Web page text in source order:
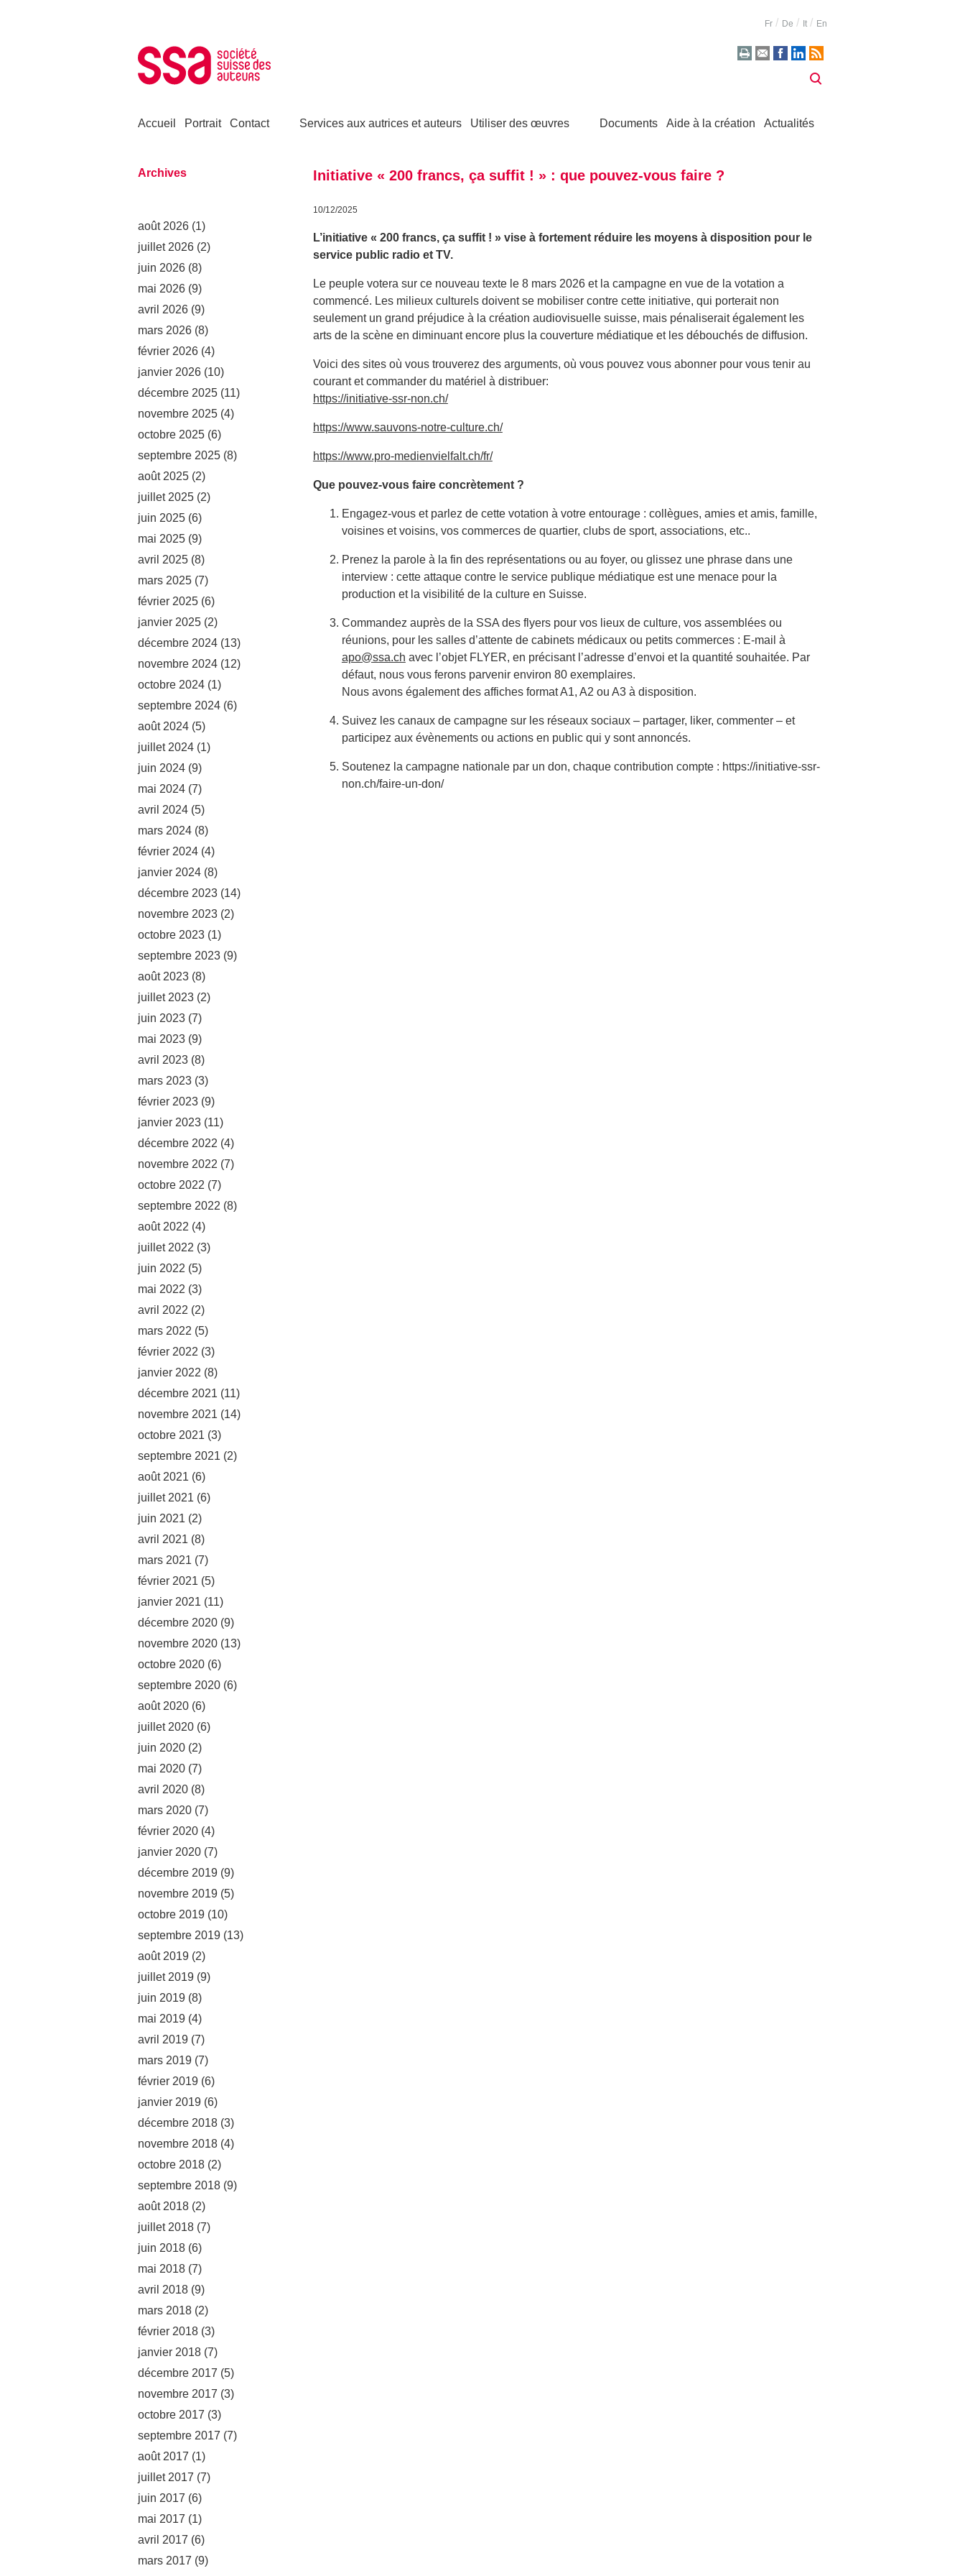
Fr De It En
Accueil Portrait Contact Services aux autrices et auteurs Utiliser des œuvres Documents Aide à la création Actualités
Archives
août 2026 (1)
juillet 2026 (2)
juin 2026 (8)
mai 2026 (9)
avril 2026 (9)
mars 2026 (8)
février 2026 (4)
janvier 2026 (10)
décembre 2025 (11)
novembre 2025 (4)
octobre 2025 (6)
septembre 2025 (8)
août 2025 (2)
juillet 2025 (2)
juin 2025 (6)
mai 2025 (9)
avril 2025 (8)
mars 2025 (7)
février 2025 (6)
janvier 2025 (2)
décembre 2024 (13)
novembre 2024 (12)
octobre 2024 (1)
septembre 2024 (6)
août 2024 (5)
juillet 2024 (1)
juin 2024 (9)
mai 2024 (7)
avril 2024 (5)
mars 2024 (8)
février 2024 (4)
janvier 2024 (8)
décembre 2023 (14)
novembre 2023 (2)
octobre 2023 (1)
septembre 2023 (9)
août 2023 (8)
juillet 2023 (2)
juin 2023 (7)
mai 2023 (9)
avril 2023 (8)
mars 2023 (3)
février 2023 (9)
janvier 2023 (11)
décembre 2022 (4)
novembre 2022 (7)
octobre 2022 (7)
septembre 2022 (8)
août 2022 (4)
juillet 2022 (3)
juin 2022 (5)
mai 2022 (3)
avril 2022 (2)
mars 2022 (5)
février 2022 (3)
janvier 2022 (8)
décembre 2021 (11)
novembre 2021 (14)
octobre 2021 (3)
septembre 2021 (2)
août 2021 (6)
juillet 2021 (6)
juin 2021 (2)
avril 2021 (8)
mars 2021 (7)
février 2021 (5)
janvier 2021 (11)
décembre 2020 (9)
novembre 2020 (13)
octobre 2020 (6)
septembre 2020 (6)
août 2020 (6)
juillet 2020 (6)
juin 2020 (2)
mai 2020 (7)
avril 2020 (8)
mars 2020 (7)
février 2020 (4)
janvier 2020 (7)
décembre 2019 (9)
novembre 2019 (5)
octobre 2019 (10)
septembre 2019 (13)
août 2019 (2)
juillet 2019 (9)
juin 2019 (8)
mai 2019 (4)
avril 2019 (7)
mars 2019 (7)
février 2019 (6)
janvier 2019 (6)
décembre 2018 (3)
novembre 2018 (4)
octobre 2018 (2)
septembre 2018 (9)
août 2018 (2)
juillet 2018 (7)
juin 2018 (6)
mai 2018 (7)
avril 2018 (9)
mars 2018 (2)
février 2018 (3)
janvier 2018 (7)
décembre 2017 (5)
novembre 2017 (3)
octobre 2017 (3)
septembre 2017 (7)
août 2017 (1)
juillet 2017 (7)
juin 2017 (6)
mai 2017 (1)
avril 2017 (6)
mars 2017 (9)
Initiative « 200 francs, ça suffit ! » : que pouvez-vous faire ?
10/12/2025
L’initiative « 200 francs, ça suffit ! » vise à fortement réduire les moyens à disposition pour le
service public radio et TV.
Le peuple votera sur ce nouveau texte le 8 mars 2026 et la campagne en vue de la votation a
commencé. Les milieux culturels doivent se mobiliser contre cette initiative, qui porterait non
seulement un grand préjudice à la création audiovisuelle suisse, mais pénaliserait également les
arts de la scène en diminuant encore plus la couverture médiatique et les débouchés de diffusion.
Voici des sites où vous trouverez des arguments, où vous pouvez vous abonner pour vous tenir au
courant et commander du matériel à distribuer:
https://initiative-ssr-non.ch/
https://www.sauvons-notre-culture.ch/
https://www.pro-medienvielfalt.ch/fr/
Que pouvez-vous faire concrètement ?
Engagez-vous et parlez de cette votation à votre entourage : collègues, amies et amis, famille,
voisines et voisins, vos commerces de quartier, clubs de sport, associations, etc..
Prenez la parole à la fin des représentations ou au foyer, ou glissez une phrase dans une
interview : cette attaque contre le service publique médiatique est une menace pour la
production et la visibilité de la culture en Suisse.
Commandez auprès de la SSA des flyers pour vos lieux de culture, vos assemblées ou
réunions, pour les salles d’attente de cabinets médicaux ou petits commerces : E-mail à
apo@ssa.ch avec l’objet FLYER, en précisant l’adresse d’envoi et la quantité souhaitée. Par
défaut, nous vous ferons parvenir environ 80 exemplaires.
Nous avons également des affiches format A1, A2 ou A3 à disposition.
Suivez les canaux de campagne sur les réseaux sociaux – partager, liker, commenter – et
participez aux évènements ou actions en public qui y sont annoncés.
Soutenez la campagne nationale par un don, chaque contribution compte : https://initiative-ssr-
non.ch/faire-un-don/